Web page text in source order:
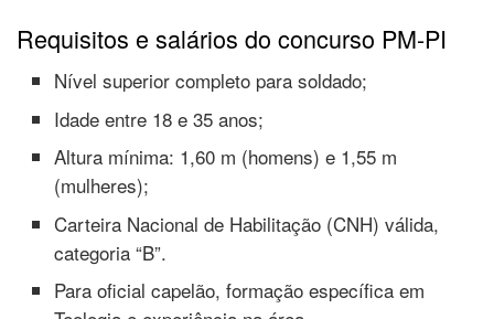
Requisitos e salários do concurso PM-PI
Nível superior completo para soldado;
Idade entre 18 e 35 anos;
Altura mínima: 1,60 m (homens) e 1,55 m
(mulheres);
Carteira Nacional de Habilitação (CNH) válida,
categoria “B”.
Para oficial capelão, formação específica em